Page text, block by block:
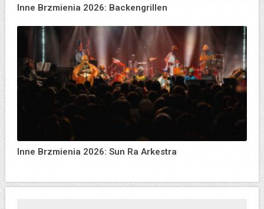
Inne Brzmienia 2026: Backengrillen
Inne Brzmienia 2026: Sun Ra Arkestra